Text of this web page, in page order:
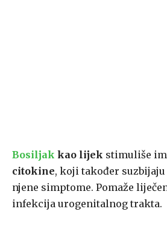
Bosiljak kao lijek stimuliše
citokine, koji također
njene simptome. Pomaže
infekcija urogenitalnog trakta.